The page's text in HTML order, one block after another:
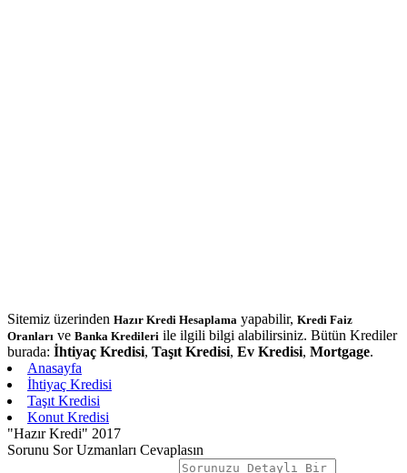
Sitemiz üzerinden Hazır Kredi Hesaplama yapabilir, Kredi Faiz
Oranları ve Banka Kredileri ile ilgili bilgi alabilirsiniz. Bütün Krediler
burada: İhtiyaç Kredisi, Taşıt Kredisi, Ev Kredisi, Mortgage.
Anasayfa
İhtiyaç Kredisi
Taşıt Kredisi
Konut Kredisi
"Hazır Kredi" 2017
Sorunu Sor Uzmanları Cevaplasın